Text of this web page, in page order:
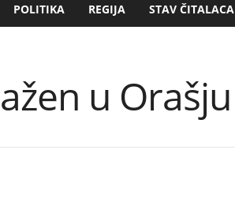
POLITIKA REGIJA STAV ČITALACA
u Orašju